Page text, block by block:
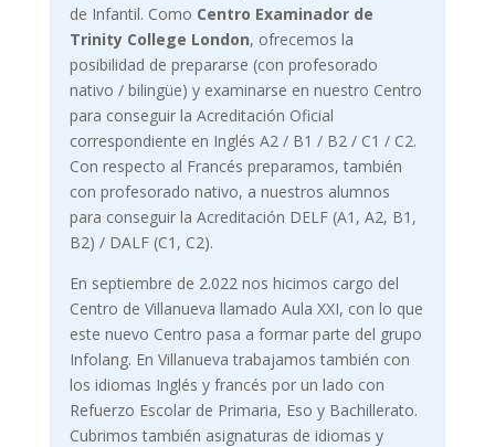
de Infantil. Como Centro Examinador de
Trinity College London, ofrecemos la
posibilidad de prepararse (con profesorado
nativo / bilingüe) y examinarse en nuestro Centro
para conseguir la Acreditación Oficial
correspondiente en Inglés A2 / B1 / B2 / C1 / C2.
Con respecto al Francés preparamos, también
con profesorado nativo, a nuestros alumnos
para conseguir la Acreditación DELF (A1, A2, B1,
B2) / DALF (C1, C2).
En septiembre de 2.022 nos hicimos cargo del
Centro de Villanueva llamado Aula XXI, con lo que
este nuevo Centro pasa a formar parte del grupo
Infolang. En Villanueva trabajamos también con
los idiomas Inglés y francés por un lado con
Refuerzo Escolar de Primaria, Eso y Bachillerato.
Cubrimos también asignaturas de idiomas y